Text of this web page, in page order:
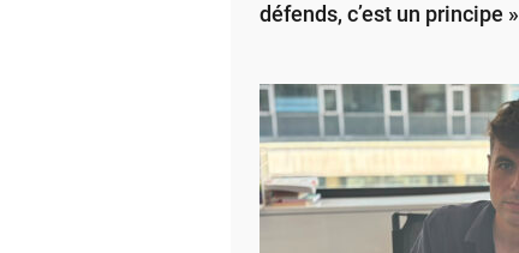
défends, c’est un principe »